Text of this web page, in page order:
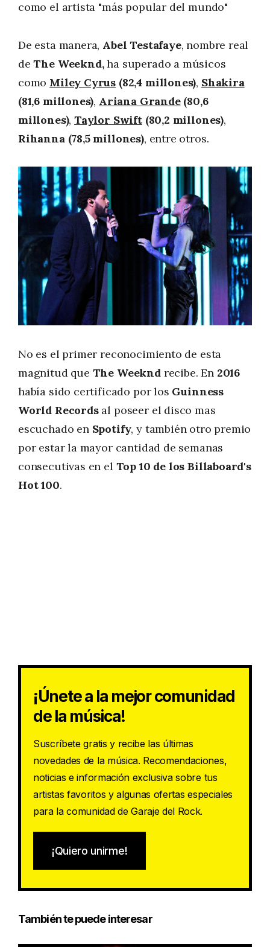
De esta manera, Abel Testafaye, nombre real
de The Weeknd,ha superado a músicos
como Miley Cyrus (82,4 millones), Shakira
(81,6 millones), Ariana Grande (80,6
millones),Taylor Swift (80,2 millones),
Rihanna (78,5 millones), entre otros.
No es el primer reconocimiento de esta
magnitud que The Weekndrecibe. En 2016
había sido certificado por los Guinness
World Recordsal poseer el disco mas
escuchado en Spotify, y también otro premio
por estar la mayor cantidad de semanas
consecutivas en el Top 10 de los Billaboard's
Hot 100.
¡Únete a la mejor comunidad
de la música!
Suscríbete gratis y recibe las últimas
novedades de la música. Recomendaciones,
noticias e información exclusiva sobre tus
artistas favoritos y algunas ofertas especiales
para la comunidad de Garaje del Rock.
¡Quiero unirme!
También te puede interesar